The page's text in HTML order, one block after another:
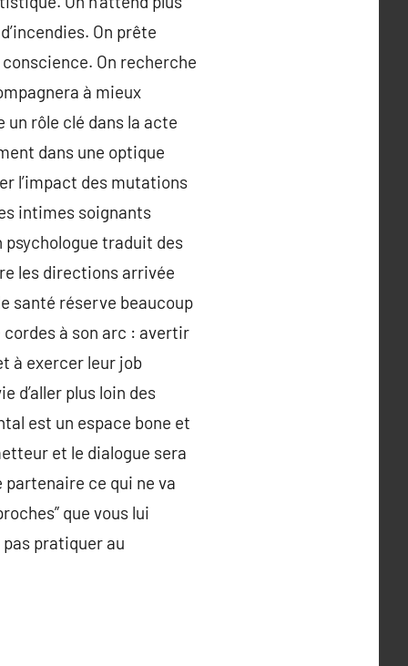
On prête
On recherche
à mieux
rôle clé dans la acte
dans une optique
l’impact des mutations
intimes soignants
psychologue traduit des
les directions arrivée
santé réserve beaucoup
à son arc : avertir
à exercer leur job
d’aller plus loin des
est un espace bone et
et le dialogue sera
ce qui ne va
que vous lui
pas pratiquer au